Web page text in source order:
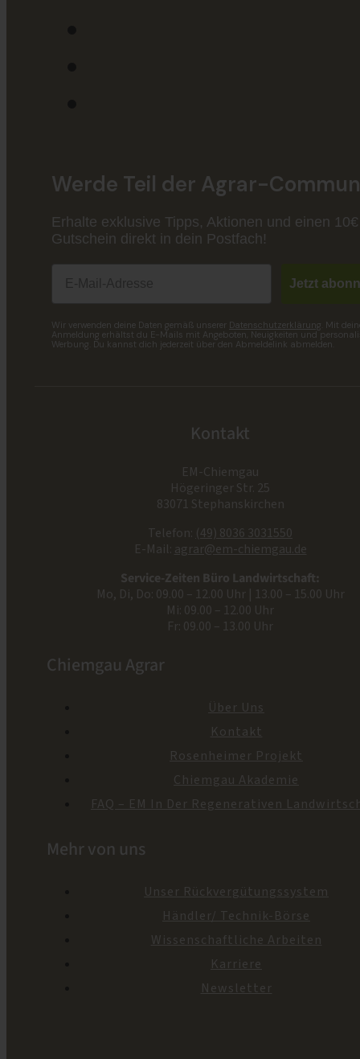
Werde Teil der Agrar-
Erhalte exklusive Tipps, Aktionen und einen 10€
Gutschein direkt in dein Postfach!
Jetzt
Wir verwenden deine Daten gemäß unserer Datenschutzerklärung . Mit
Anmeldung erhältst du E-Mails mit Angeboten, Neuigkeiten und
Werbung. Du kannst dich jederzeit über den Abmeldelink abmelden.
Kontakt
EM-Chiemgau
Högeringer Str. 25
83071 Stephanskirchen
Telefon: (49) 8036 3031550
E-Mail: agrar@em-chiemgau.de
Service-Zeiten Büro Landwirtschaft:
Mo, Di, Do: 09.00 – 12.00 Uhr | 13.00 – 15.00 Uhr
Mi: 09.00 – 12.00 Uhr
Fr: 09.00 – 13.00 Uhr
Chiemgau Agrar
Über Uns
Kontakt
Rosenheimer Projekt
Chiemgau Akademie
FAQ – EM In Der Regenerativen
Mehr von uns
Unser Rückvergütungssystem
Händler/ Technik-Börse
Wissenschaftliche Arbeiten
Karriere
Newsletter